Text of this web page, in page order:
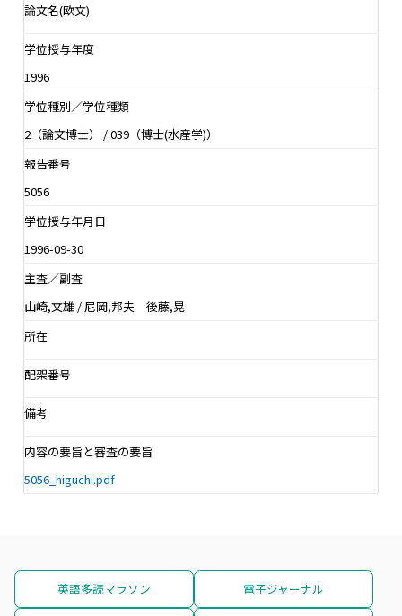
論文名(欧文)
学位授与年度
1996
学位種別／学位種類
2（論文博士） / 039（博士(水産学)）
報告番号
5056
学位授与年月日
1996-09-30
主査／副査
山崎,文雄 / 尼岡,邦夫 後藤,晃
所在
配架番号
備考
内容の要旨と審査の要旨
5056_higuchi.pdf
英語多読マラソン 電子ジャーナル